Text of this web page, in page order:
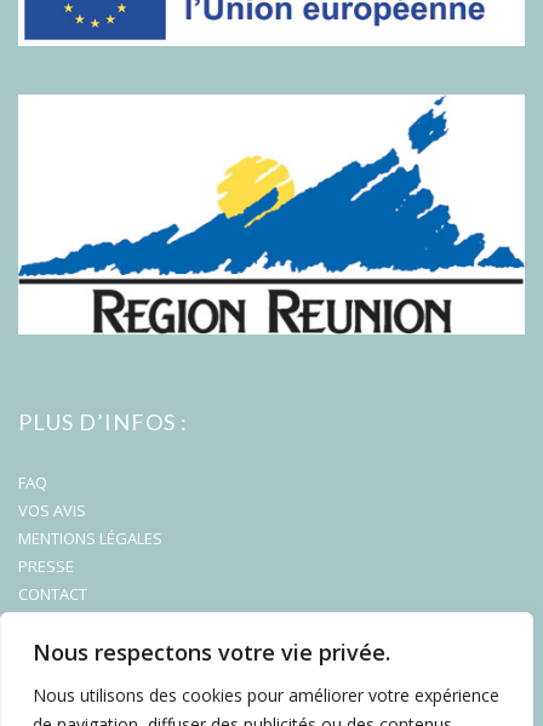
Nous respectons votre vie privée.
Nous utilisons des cookies pour améliorer votre expérience
PLUS D’INFOS :
FAQ
VOS AVIS
MENTIONS LÉGALES
PRESSE
CONTACT